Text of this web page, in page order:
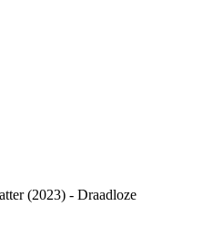
(2023) - Draadloze